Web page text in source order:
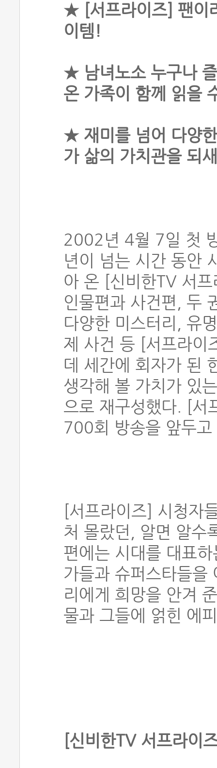
★ [서프라이즈] 팬이
이템!
★ 남녀노소 누구나
온 가족이 함께 읽을
★ 재미를 넘어 다양
가 삶의 가치관을 되
2002년 4월 7일 첫
년이 넘는 시간 동안
아 온 [신비한TV 서
인물편과 사건편, 두
다양한 미스터리, 유
제 사건 등 [서프라이
데 세간에 회자가 된
생각해 볼 가치가 있
으로 재구성했다. [
700회 방송을 앞두고
[서프라이즈] 시청자
처 몰랐던, 알면 알수
편에는 시대를 대표
가들과 슈퍼스타들을
리에게 희망을 안겨
물과 그들에 얽힌 에
[신비한TV 서프라이